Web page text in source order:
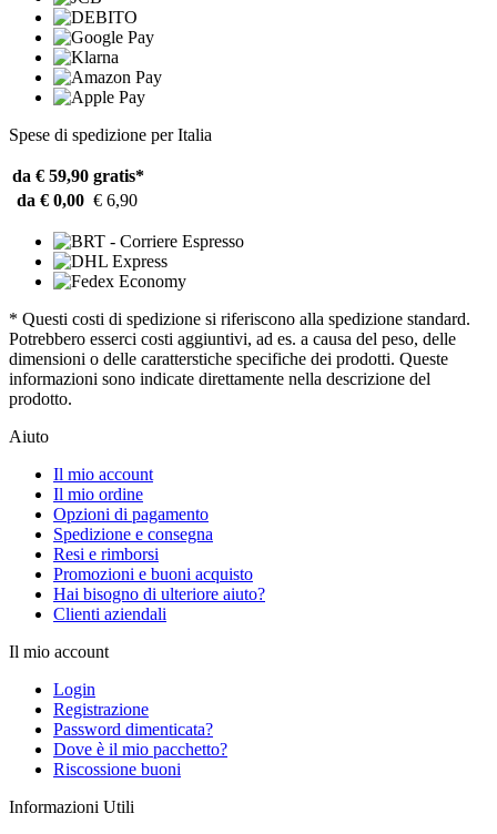
Spese di spedizione per Italia
da € 59,90 gratis*
da € 0,00 € 6,90
* Questi costi di spedizione si riferiscono alla spedizione standard.
Potrebbero esserci costi aggiuntivi, ad es. a causa del peso, delle
dimensioni o delle caratterstiche specifiche dei prodotti. Queste
informazioni sono indicate direttamente nella descrizione del
prodotto.
Aiuto
Il mio account
Il mio ordine
Opzioni di pagamento
Spedizione e consegna
Resi e rimborsi
Promozioni e buoni acquisto
Hai bisogno di ulteriore aiuto?
Clienti aziendali
Il mio account
Login
Registrazione
Password dimenticata?
Dove è il mio pacchetto?
Riscossione buoni
Informazioni Utili